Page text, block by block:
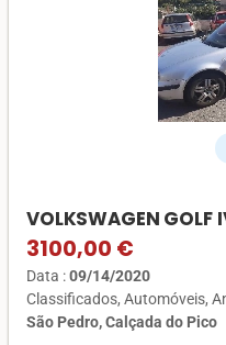
VOLKSWAGEN
3100,00 €
Data :09/14/2020
Classificados Automóveis
São Pedro, Calçada do Pico